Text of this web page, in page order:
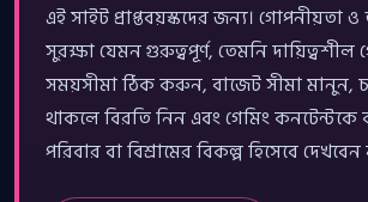
এই সাইট প্রাপ্তবয়স্কদের জন্য। গোপনীয়তা
সুরক্ষা যেমন গুরুত্বপূর্ণ, তেমনি দায়িত্বশীল
সময়সীমা ঠিক করুন, বাজেট সীমা মানুন,
থাকলে বিরতি নিন এবং গেমিং
পরিবার বা বিশ্রামের বিকল্প হিসেবে দেখবেন